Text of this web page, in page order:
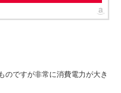
のですが非常に消費電力が大き